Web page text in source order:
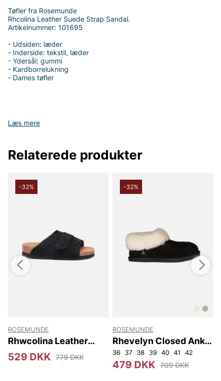
Læs mere
Tøfler fra Rosemunde
Rhcolina Leather Suede Strap Sandal.
Artikelnummer: 101695
- Udsiden: læder
- Inderside: tekstil, læder
- Ydersål: gummi
- Kardborrelukning
- Dames tøfler
Tak fordi du handler i vores webshop. Besøg også vores butik i
Vingåker.
Relaterede produkter
-32%
ROSEMUNDE
Rhwcolina Leather
Suede Sandal
529 DKK 779 DKK
-32%
ROSEMUNDE
Rhevelyn Closed Ankle
Slipper
36 37 38 39 40 41 42
479 DKK 709 DKK